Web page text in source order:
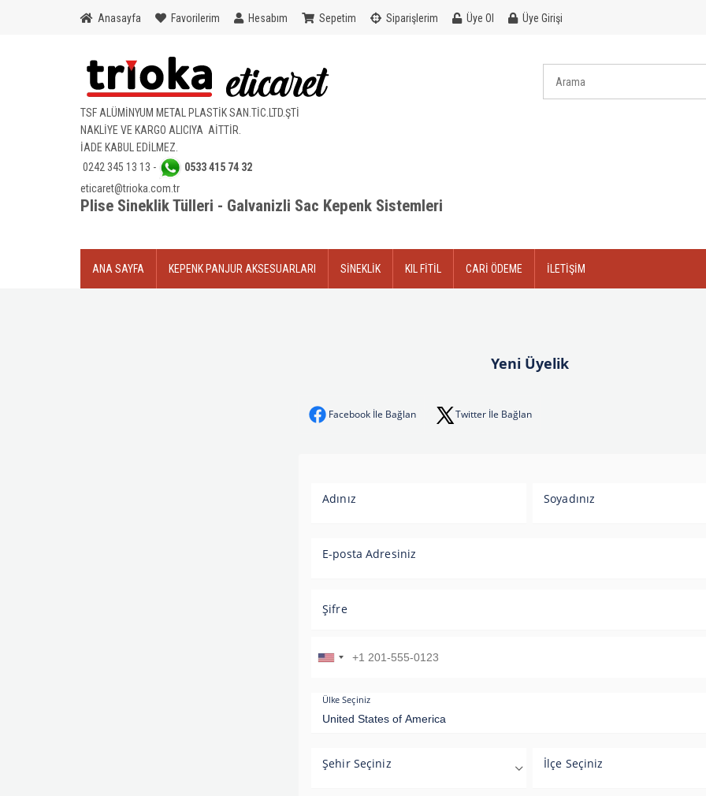
TSF ALÜMİNYUM METAL PLASTİK SAN.TİC.LTD.ŞTİ
NAKLİYE VE KARGO ALICIYA AİTTİR.
İADE KABUL EDİLMEZ.
0242 345 13 13 -
0533 415 74 32
eticaret@trioka.com.tr
Plise Sineklik Tülleri - Galvanizli Sac Kepenk Sistemleri
Anasayfa Favorilerim Hesabım Sepetim Siparişlerim Üye Ol Üye Girişi
ANA SAYFA KEPENK PANJUR AKSESUARLARI SİNEKLİK KIL FİTİL CARİ ÖDEME İLETİŞİM
Yeni Üyelik
Facebook İle Bağlan Twitter İle Bağlan
Adınız Soyadınız
E-posta Adresiniz
Şifre
Ülke Seçiniz
Şehir Seçiniz İlçe Seçiniz